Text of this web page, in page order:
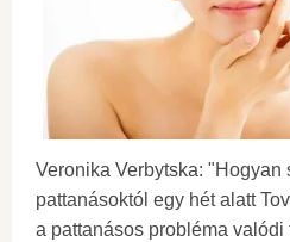
Veronika Verbytska: "Hogyan
pattanásoktól egy hét alatt
a pattanásos probléma valódi